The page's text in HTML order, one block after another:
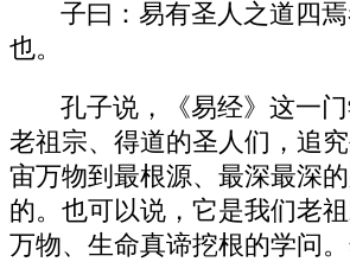
子曰：易有圣人之道四
也。
孔子说，《易经》这一
老祖宗、得道的圣人们，追
宙万物到最根源、最深最深
的。也可以说，它是我们老
万物、生命真谛挖根的学问